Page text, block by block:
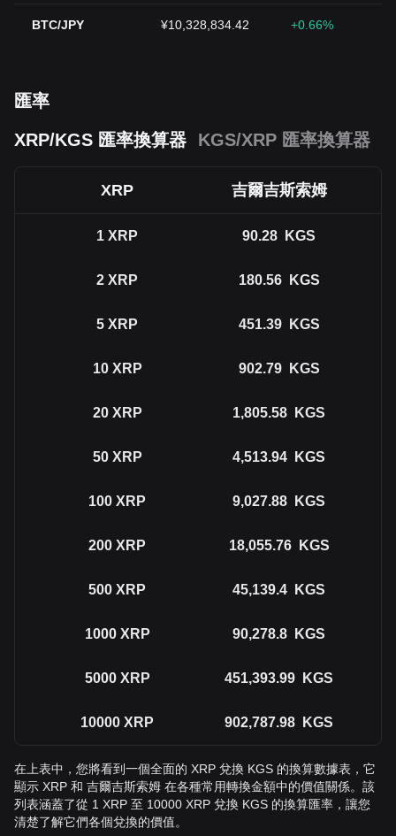
BTC/JPY ¥10,328,834.42 +0.66%
匯率
XRP/KGS 匯率換算器
KGS/XRP 匯率換算器
XRP 吉爾吉斯索姆
1 XRP 90.28 KGS
2 XRP 180.56 KGS
5 XRP 451.39 KGS
10 XRP 902.79 KGS
20 XRP 1,805.58 KGS
50 XRP 4,513.94 KGS
100 XRP 9,027.88 KGS
200 XRP 18,055.76 KGS
500 XRP 45,139.4 KGS
1000 XRP 90,278.8 KGS
5000 XRP 451,393.99 KGS
10000 XRP 902,787.98 KGS
在上表中，您將看到一個全面的 XRP 兌換 KGS 的換算數據表，它
顯示 XRP 和 吉爾吉斯索姆 在各種常用轉換金額中的價值關係。該
列表涵蓋了從 1 XRP 至 10000 XRP 兌換 KGS 的換算匯率，讓您
清楚了解它們各個兌換的價值。